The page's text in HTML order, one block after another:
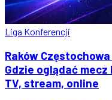
Liga Konferencji
Raków
Gdzie oglądać
TV, stream, online